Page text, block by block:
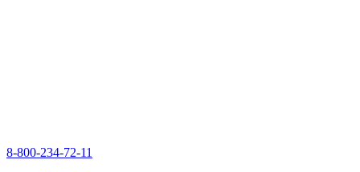
8-800-234-72-11